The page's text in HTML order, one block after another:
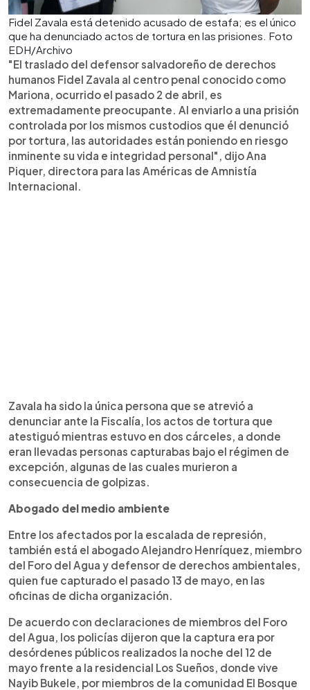
Fidel Zavala está detenido acusado de estafa; es el único
que ha denunciado actos de tortura en las prisiones. Foto
EDH/Archivo
"El traslado del defensor salvadoreño de derechos
humanos Fidel Zavala al centro penal conocido como
Mariona, ocurrido el pasado 2 de abril, es
extremadamente preocupante. Al enviarlo a una prisión
controlada por los mismos custodios que él denunció
por tortura, las autoridades están poniendo en riesgo
inminente su vida e integridad personal", dijo Ana
Piquer, directora para las Américas de Amnistía
Internacional.
Zavala ha sido la única persona que se atrevió a
denunciar ante la Fiscalía, los actos de tortura que
atestiguó mientras estuvo en dos cárceles, a donde
eran llevadas personas capturabas bajo el régimen de
excepción, algunas de las cuales murieron a
consecuencia de golpizas.
Abogado del medio ambiente
Entre los afectados por la escalada de represión,
también está el abogado Alejandro Henríquez, miembro
del Foro del Agua y defensor de derechos ambientales,
quien fue capturado el pasado 13 de mayo, en las
oficinas de dicha organización.
De acuerdo con declaraciones de miembros del Foro
del Agua, los policías dijeron que la captura era por
desórdenes públicos realizados la noche del 12 de
mayo frente a la residencial Los Sueños, donde vive
Nayib Bukele, por miembros de la comunidad El Bosque